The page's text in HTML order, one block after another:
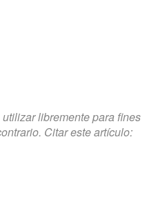
libremente para fines
Citar este artículo: